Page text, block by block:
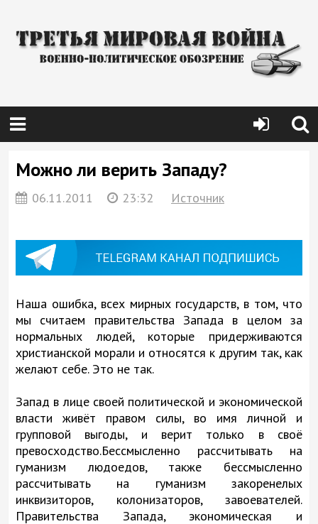
Можно ли верить Западу?
06.11.2011 23:32 Источник
Наша ошибка, всех мирных государств, в том, что
мы считаем правительства Запада в целом за
нормальных людей, которые придерживаются
христианской морали и относятся к другим так, как
желают себе. Это не так.
Запад в лице своей политической и экономической
власти живёт правом силы, во имя личной и
групповой выгоды, и верит только в своё
превосходство.Бессмысленно рассчитывать на
гуманизм людоедов, также бессмысленно
рассчитывать на гуманизм закоренелых
инквизиторов, колонизаторов, завоевателей.
Правительства Запада, экономическая и